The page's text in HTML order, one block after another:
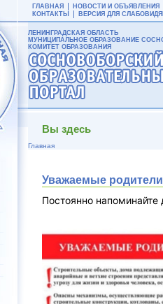
ГЛАВНАЯ
НОВОСТИ И ОБЪЯВЛЕНИЯ
КОНТАКТЫ
ВЕРСИЯ ДЛЯ
ЛЕНИНГРАДСКАЯ ОБЛАСТЬ
МУНИЦИПАЛЬНОЕ ОБРАЗОВАНИЕ
КОМИТЕТ ОБРАЗОВАНИЯ
Вы здесь
Главная
Уважаемые
Постоянно напоминайте